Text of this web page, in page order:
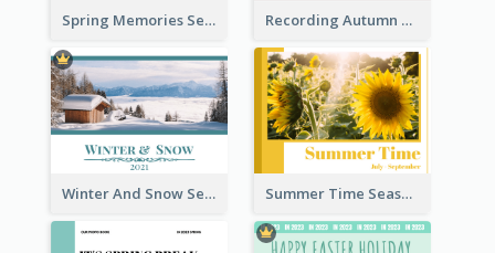
Spring Memories Seasonal Photo Book Recording Autumn Seasonal Photo Book
Winter And Snow Seasonal Photo Book Summer Time Seasonal Photo Book